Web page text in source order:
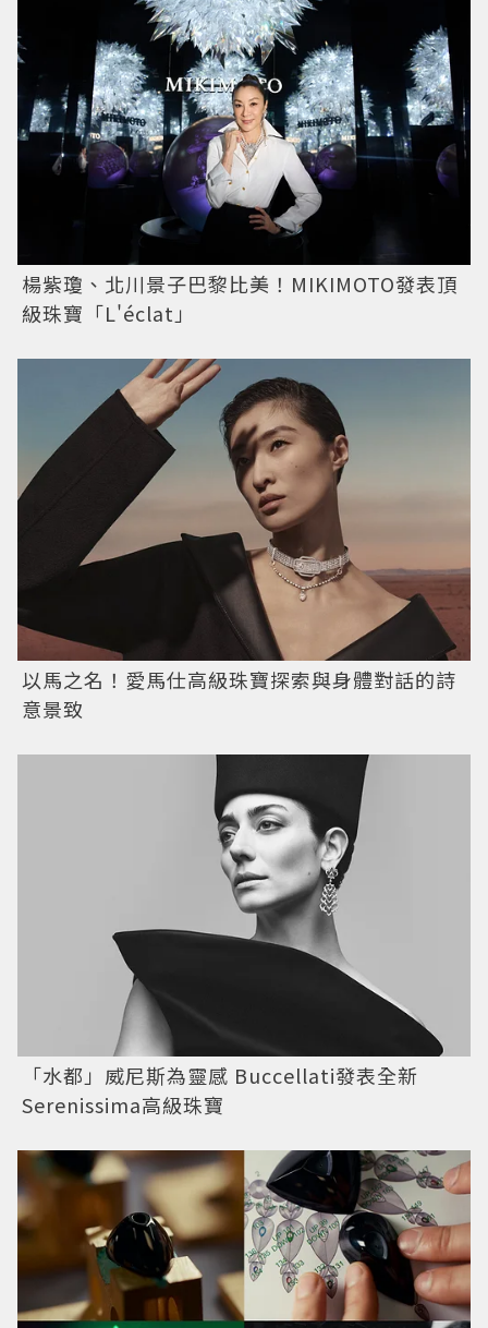
楊紫瓊、北川景子巴黎比美！MIKIMOTO發表頂
級珠寶「L'éclat」
以馬之名！愛馬仕高級珠寶探索與身體對話的詩
意景致
「水都」威尼斯為靈感 Buccellati發表全新
Serenissima高級珠寶